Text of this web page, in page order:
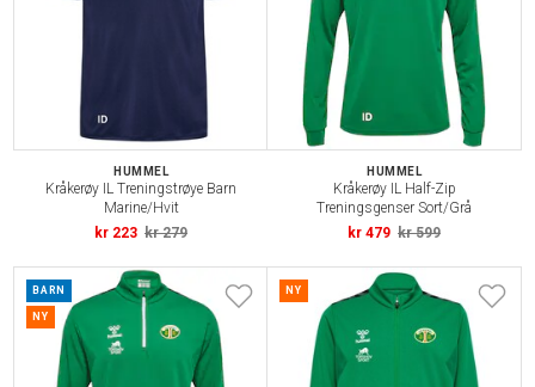
HUMMEL
Kråkerøy IL Treningstrøye Barn
Marine/Hvit
kr 223 kr 279
HUMMEL
Kråkerøy IL Half-Zip
Treningsgenser Sort/Grå
kr 479 kr 599
BARN
NY
NY